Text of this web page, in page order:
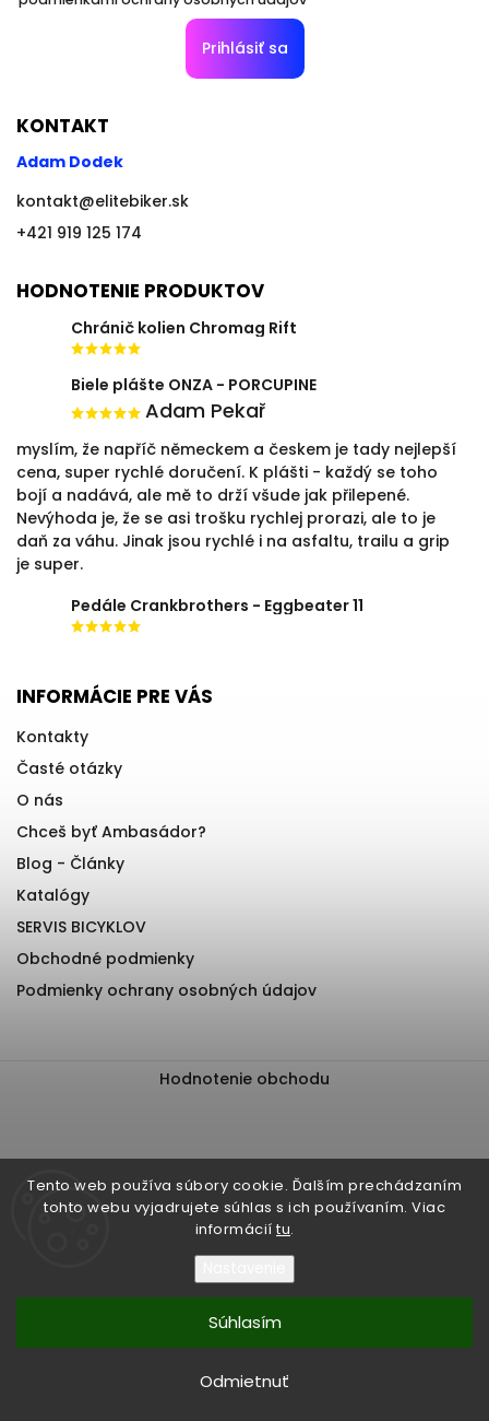
Tento web používa súbory cookie. Ďalším prechádzaním
tohto webu vyjadrujete súhlas s ich používaním. Viac
informácií tu.
Odmietnuť
Súhlasím
Prihlásiť sa
KONTAKT
Adam Dodek
kontakt@elitebiker.sk
+421 919 125 174
HODNOTENIE PRODUKTOV
Chránič kolien Chromag Rift
Biele plášte ONZA - PORCUPINE
Adam Pekař
myslím, že napříč německem a českem je tady nejlepší
cena, super rychlé doručení. K plášti - každý se toho
bojí a nadává, ale mě to drží všude jak přilepené.
Nevýhoda je, že se asi trošku rychlej prorazi, ale to je
daň za váhu. Jinak jsou rychlé i na asfaltu, trailu a grip
je super.
Pedále Crankbrothers - Eggbeater 11
INFORMÁCIE PRE VÁS
Kontakty
Časté otázky
O nás
Chceš byť Ambasádor?
Blog - Články
Katalógy
SERVIS BICYKLOV
Obchodné podmienky
Podmienky ochrany osobných údajov
Hodnotenie obchodu
Shoptet | Design